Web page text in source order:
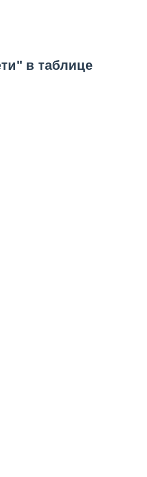
в таблице